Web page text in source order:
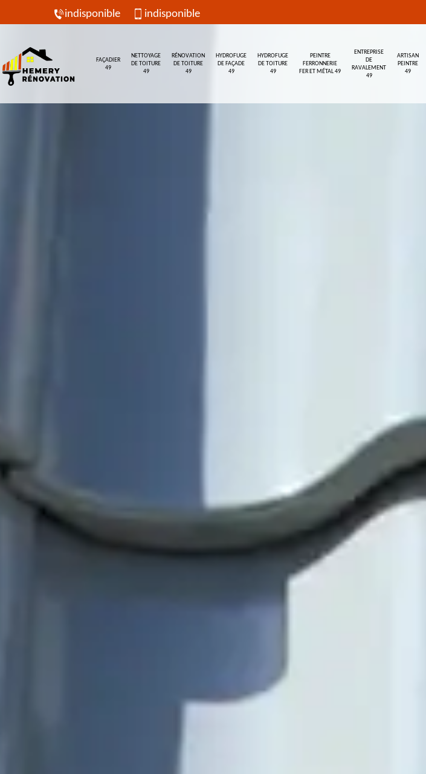
indisponible indisponible
FAÇADIER
49
NETTOYAGE
DE TOITURE
49
RÉNOVATION
DE TOITURE
49
HYDROFUGE
DE FAÇADE
49
HYDROFUGE
DE TOITURE
49
PEINTRE
FERRONNERIE
FER ET MÉTAL 49
ENTREPRISE
DE
RAVALEMENT
49
ARTISAN
PEINTRE
49